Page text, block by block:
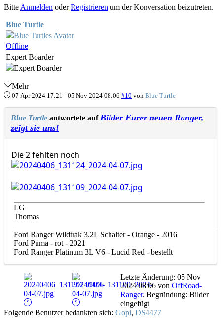
Bitte Anmelden oderRegistrieren um der Konversation beizutreten.
Blue Turtle
Offline
Expert Boarder
Mehr
07 Apr 2024 17:21 - 05 Nov 2024 08:06 #10 von Blue Turtle
Blue Turtle antwortete aufBilder Eurer neuen Ranger,
zeigt sie uns!
Die 2 fehlten noch
LG
Thomas
Ford Ranger Wildtrak 3.2L Schalter - Orange - 2016
Ford Puma - rot - 2021
Ford Ranger Platinum 3L V6 - Lucid Red - bestellt
Letzte Änderung: 05 Nov
2024 08:06 von OffRoad-
Ranger. Begründung: Bilder
eingefügt
Folgende Benutzer bedankten sich: Gopi, DS4477